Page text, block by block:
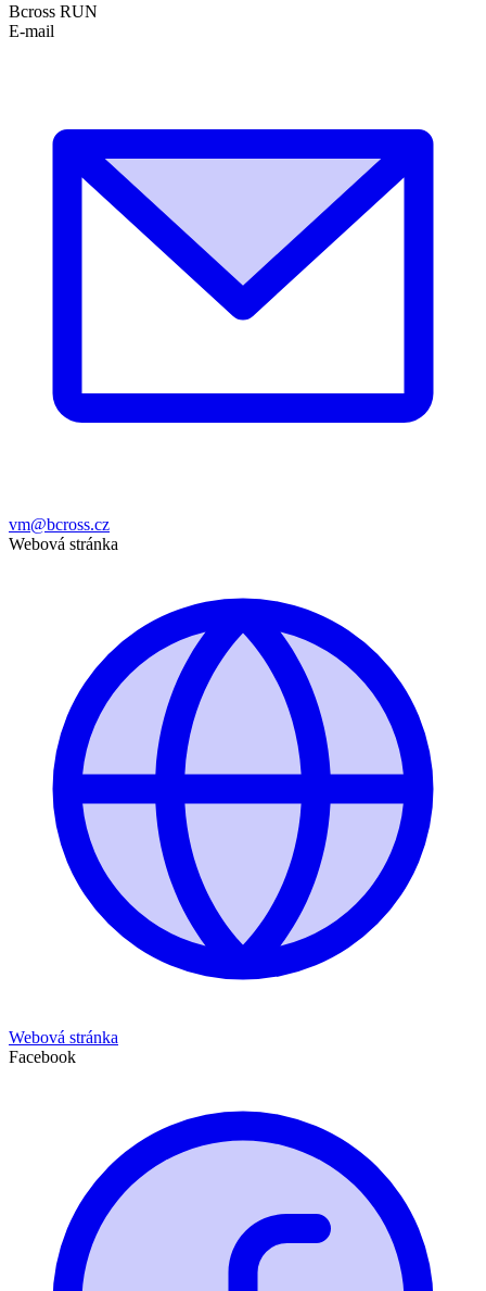
Bcross RUN
E-mail
vm@bcross.cz
Webová stránka
Webová stránka
Facebook